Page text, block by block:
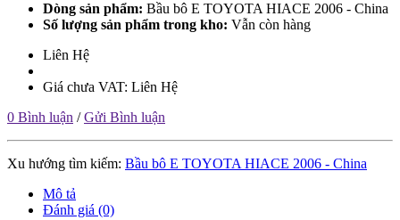
Dòng sản phẩm: Bầu bô E TOYOTA HIACE 2006 - China
Số lượng sản phẩm trong kho: Vẫn còn hàng
Liên Hệ
Giá chưa VAT: Liên Hệ
0 Bình luận /Gửi Bình luận
Xu hướng tìm kiếm: Bầu bô E TOYOTA HIACE 2006 - China
Mô tả
Đánh giá (0)